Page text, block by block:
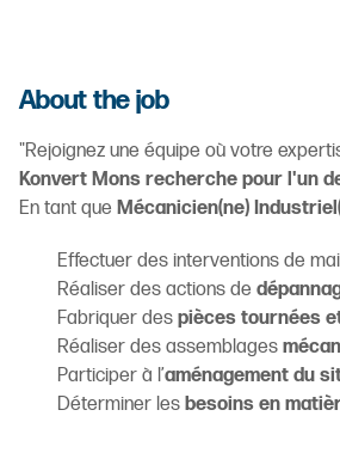
About the job
"Rejoignez une équipe où votre
Konvert Mons recherche pour l'un
En tant que Mécanicien(ne)
Effectuer des interventions de
Réaliser des actions de
Fabriquer des pièces tournées
Réaliser des assemblages
Participer à l’aménagement du
Déterminer les besoins en